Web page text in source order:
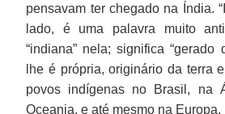
pensavam ter chegado na Índia.
lado, é uma palavra muito
“indiana” nela; significa “gerado
lhe é própria, originário da terra
povos indígenas no Brasil, na
Oceania, e até mesmo na Europa.